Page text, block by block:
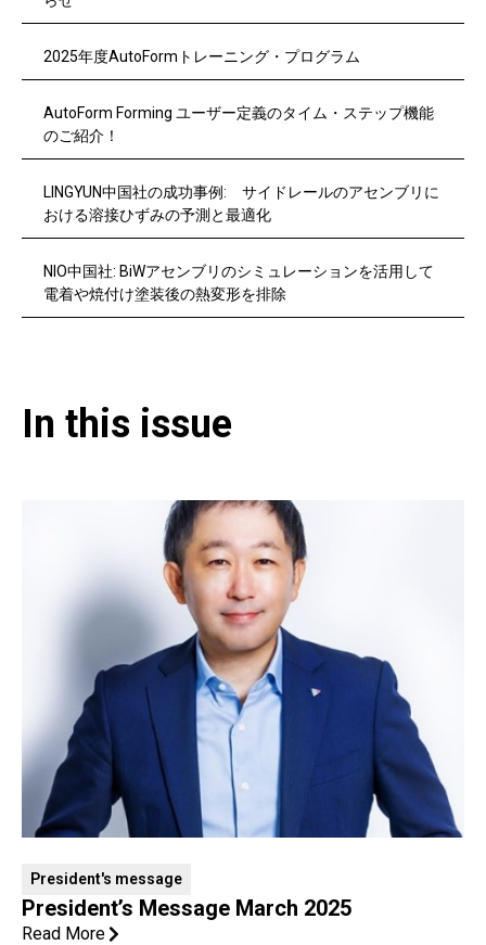
2025年度AutoFormトレーニング・プログラム
AutoForm Forming ユーザー定義のタイム・ステップ機能
のご紹介！
LINGYUN中国社の成功事例: サイドレールのアセンブリに
おける溶接ひずみの予測と最適化
NIO中国社: BiWアセンブリのシミュレーションを活用して
電着や焼付け塗装後の熱変形を排除
In this issue​
President's message
President’s Message March 2025
Read More